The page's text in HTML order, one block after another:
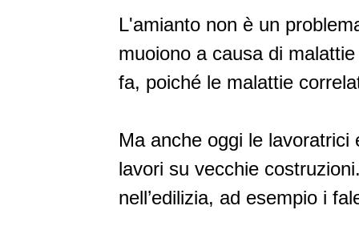
servizio
Orologiera
L'amianto non è un
muoiono a causa di
fa, poiché le malattie
Ma anche oggi le lavoratrici
lavori su vecchie
nell’edilizia, ad esempio i